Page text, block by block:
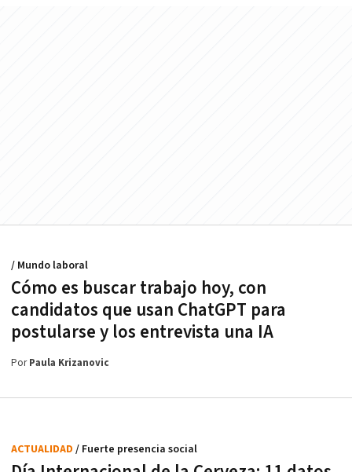
Cómo es buscar trabajo hoy, con
candidatos que usan ChatGPT para
postularse y los entrevista una IA
/ Mundo laboral
PorPaula Krizanovic
ACTUALIDAD / Fuerte presencia social